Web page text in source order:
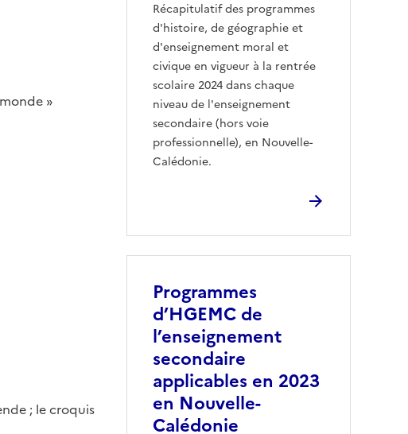
»
; le croquis
Récapitulatif des programmes
d'histoire, de géographie et
d'enseignement moral et
civique en vigueur à la rentrée
scolaire 2024 dans chaque
niveau de l'enseignement
secondaire (hors voie
professionnelle), en Nouvelle-
Calédonie.
Programmes
d’HGEMC de
l’enseignement
secondaire
applicables en 2023
en Nouvelle-
Calédonie